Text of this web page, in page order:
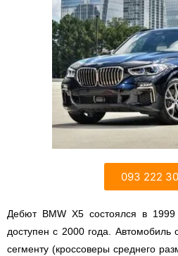
093 222
Дебют BMW X5 состоялся в
доступен с 2000 года. Автомобиль
сегменту (кроссоверы среднего